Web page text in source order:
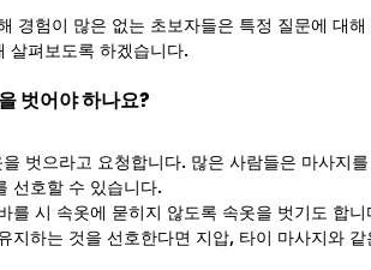
경험이 많은 없는 초보자들은 특정 질문에 대
살펴보도록 하겠습니다.
벗어야 하나요?
벗으라고 요청합니다. 많은 사람들은 마사지
선호할 수 있습니다.
를 시 속옷에 묻히지 않도록 속옷을 벗기도 합
지하는 것을 선호한다면 지압, 타이 마사지와